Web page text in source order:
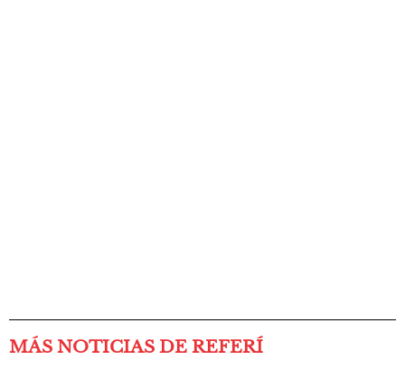
MÁS NOTICIAS DE REFERÍ